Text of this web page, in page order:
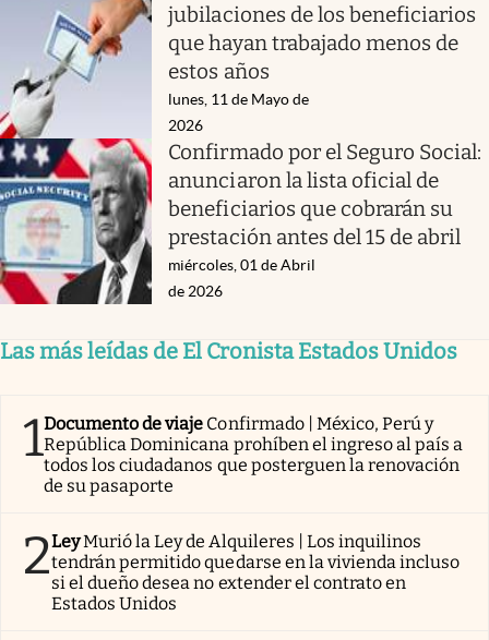
jubilaciones de los beneficiarios
que hayan trabajado menos de
estos años
lunes, 11 de Mayo de
2026
Confirmado por el Seguro Social:
anunciaron la lista oficial de
beneficiarios que cobrarán su
prestación antes del 15 de abril
miércoles, 01 de Abril
de 2026
Las más leídas de El Cronista Estados Unidos
1Documento de viaje Confirmado | México, Perú y
República Dominicana prohíben el ingreso al país a
todos los ciudadanos que posterguen la renovación
de su pasaporte
2LeyMurió la Ley de Alquileres | Los inquilinos
tendrán permitido quedarse en la vivienda incluso
si el dueño desea no extender el contrato en
Estados Unidos